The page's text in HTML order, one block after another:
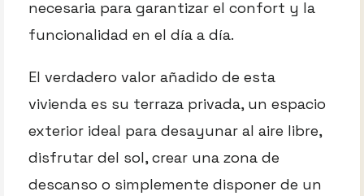
necesaria para garantizar el confort y la
funcionalidad en el día a día.
El verdadero valor añadido de esta
vivienda es su terraza privada, un espacio
exterior ideal para desayunar al aire libre,
disfrutar del sol, crear una zona de
descanso o simplemente disponer de un